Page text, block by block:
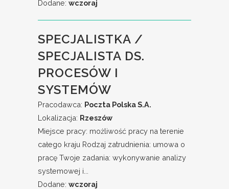
Dodane: wczoraj
SPECJALISTKA /
SPECJALISTA DS.
PROCESÓW I
SYSTEMÓW
Pracodawca: Poczta Polska S.A.
Lokalizacja: Rzeszów
Miejsce pracy: możliwość pracy na terenie
całego kraju Rodzaj zatrudnienia: umowa o
pracę Twoje zadania: wykonywanie analizy
systemowej i...
Dodane: wczoraj